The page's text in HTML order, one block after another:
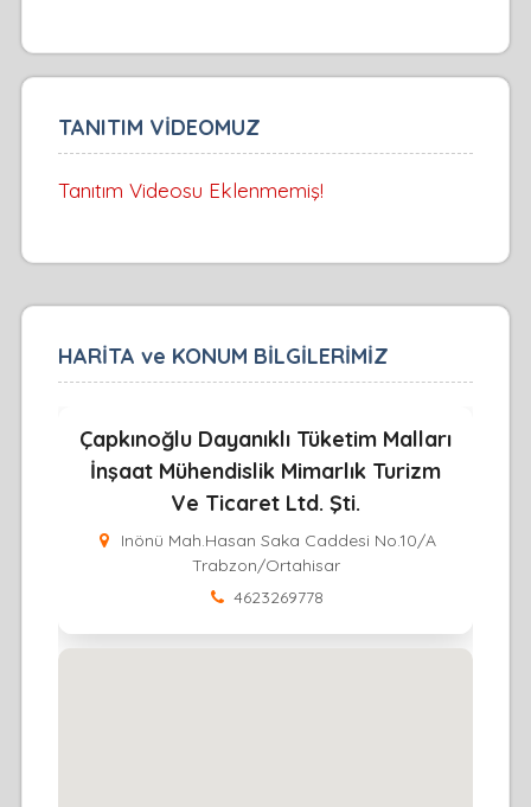
TANITIM VİDEOMUZ
Tanıtım Videosu Eklenmemiş!
HARİTA ve KONUM BİLGİLERİMİZ
Çapkınoğlu Dayanıklı Tüketim Malları
İnşaat Mühendislik Mimarlık Turizm
Ve Ticaret Ltd. Şti.
Inönü Mah.Hasan Saka Caddesi No.10/A
Trabzon/Ortahisar
4623269778